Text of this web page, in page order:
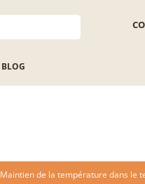
BLOG
Maintien de la température dans le